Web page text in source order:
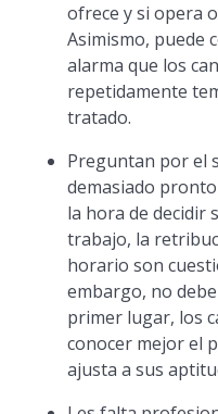
ofrece y si opera
Asimismo, puede
alarma que los
repetidamente
tratado.
Preguntan por el
demasiado
la hora de decidir
trabajo, la
horario son
embargo, no
primer lugar, los
conocer mejor el
ajusta a sus